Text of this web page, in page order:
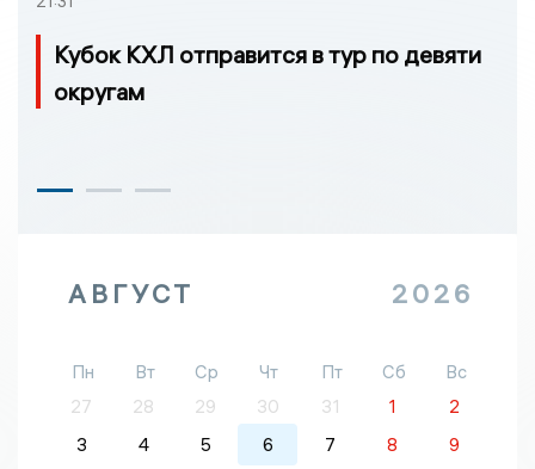
Кубок КХЛ отправится в тур по девяти
округам
АВГУСТ 2026
Пн Вт Ср Чт Пт Сб
Вс
27
28 29 30 31 1
2
3
4 5 6 7 8
9